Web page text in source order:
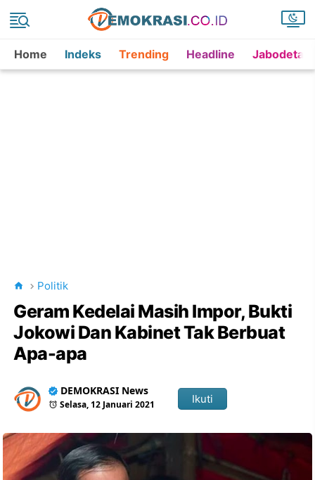
Home Indeks Trending Headline
Politik
Geram Kedelai Masih Impor, Bukti
Jokowi Dan Kabinet Tak Berbuat
Apa-apa
DEMOKRASI News
Selasa, 12 Januari 2021 Ikuti